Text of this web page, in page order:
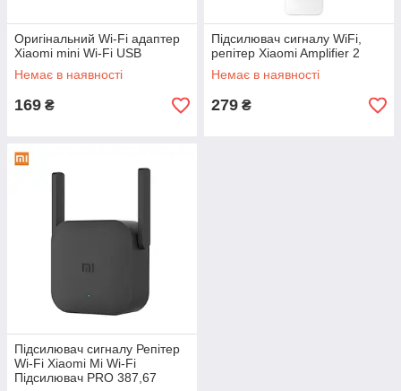
Оригінальний Wi-Fi адаптер
Xiaomi mini Wi-Fi USB
Немає в наявності
169 ₴
Підсилювач сигналу WiFi,
репітер Xiaomi Amplifier 2
Немає в наявності
279 ₴
Підсилювач сигналу Репітер
Wi-Fi Xiaomi Mi Wi-Fi
Підсилювач PRO 387,67